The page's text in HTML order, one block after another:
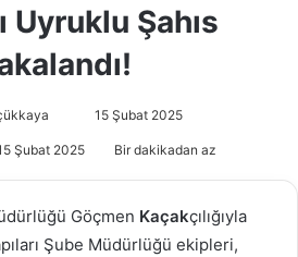
Uyruklu Şahıs
e-
15 Şubat 2025
Şubat 2025 Bir dakikadan az
Göçmen Kaçakçılığıyla
Şube Müdürlüğü ekipleri,